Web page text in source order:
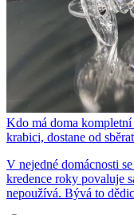
Kdo má doma
krabici, dostane od
V nejedné domácnosti
kredence roky povaluje
nepoužívá. Bývá to